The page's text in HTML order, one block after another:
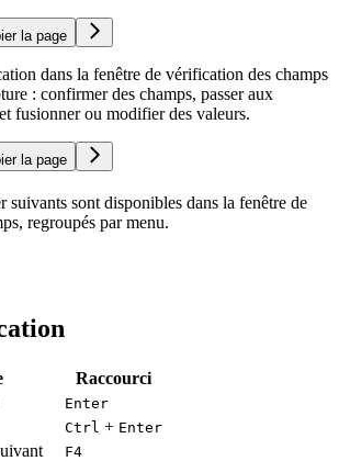
la page
dans la fenêtre de vérification des champs
: confirmer des champs, passer aux
fusionner ou modifier des valeurs.
la page
suivants sont disponibles dans la fenêtre de
regroupés par menu.
Raccourci
Enter
Ctrl + Enter
F4